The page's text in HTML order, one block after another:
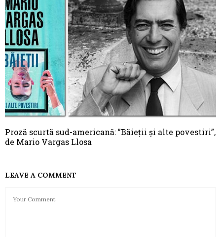
Proză scurtă sud-americană: ”Băieții și alte povestiri”,
de Mario Vargas Llosa
LEAVE A COMMENT